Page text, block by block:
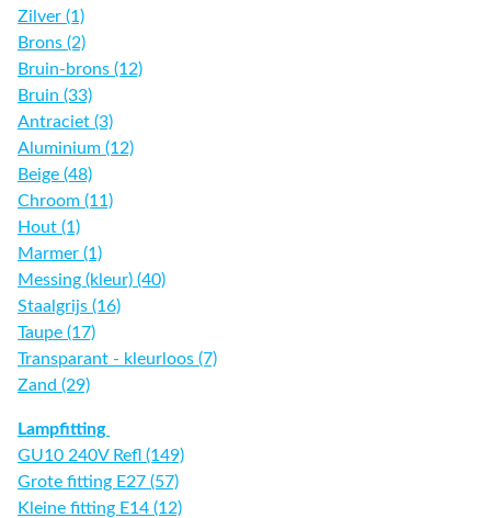
Zilver (1)
Brons (2)
Bruin-brons (12)
Bruin (33)
Antraciet (3)
Aluminium (12)
Beige (48)
Chroom (11)
Hout (1)
Marmer (1)
Messing (kleur) (40)
Staalgrijs (16)
Taupe (17)
Transparant - kleurloos (7)
Zand (29)
Lampfitting
GU10 240V Refl (149)
Grote fitting E27 (57)
Kleine fitting E14 (12)